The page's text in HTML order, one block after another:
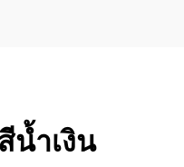
น้ำเงิน